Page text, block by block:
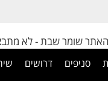
האתר שומר שבת - לא
סניפים דרושים